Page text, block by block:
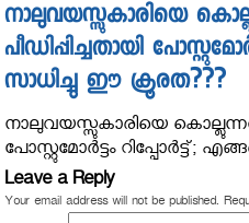
നാലുവയസ്സുകാരിയെ
പീഡിപ്പിച്ചതായി
സാധിച്ചു ഈ ക്രൂരത???
നാലുവയസ്സുകാരിയെ
പോസ്റ്റുമോര്‍ട്ടം റിപ്പോര്‍ട്ട്;
Leave a Reply
Your email address will not be published.